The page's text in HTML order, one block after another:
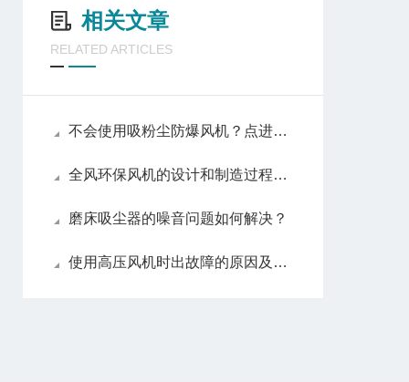
相关文章
RELATED ARTICLES
不会使用吸粉尘防爆风机？点进来照着做
全风环保风机的设计和制造过程中需要考虑哪些因素？
磨床吸尘器的噪音问题如何解决？
使用高压风机时出故障的原因及解决方案